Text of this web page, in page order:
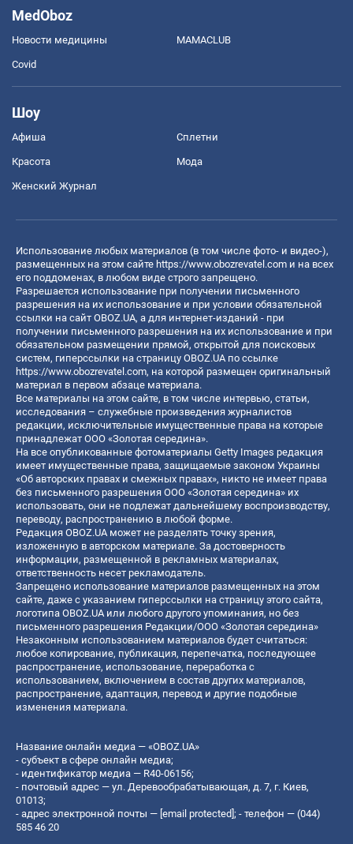
MedOboz
Новости медицины MAMACLUB
Covid
Шоу
Афиша Сплетни
Красота Мода
Женский Журнал
Использование любых материалов (в том числе фото- и видео-),
размещенных на этом сайте https://www.obozrevatel.com и на всех
его поддоменах, в любом виде строго запрещено.
Разрешается использование при получении письменного
разрешения на их использование и при условии обязательной
ссылки на сайт OBOZ.UA, а для интернет-изданий - при
получении письменного разрешения на их использование и при
обязательном размещении прямой, открытой для поисковых
систем, гиперссылки на страницу OBOZ.UA по ссылке
https://www.obozrevatel.com, на которой размещен оригинальный
материал в первом абзаце материала.
Все материалы на этом сайте, в том числе интервью, статьи,
исследования – служебные произведения журналистов
редакции, исключительные имущественные права на которые
принадлежат ООО «Золотая середина».
На все опубликованные фотоматериалы Getty Images редакция
имеет имущественные права, защищаемые законом Украины
«Об авторских правах и смежных правах», никто не имеет права
без письменного разрешения ООО «Золотая середина» их
использовать, они не подлежат дальнейшему воспроизводству,
переводу, распространению в любой форме.
Редакция OBOZ.UA может не разделять точку зрения,
изложенную в авторском материале. За достоверность
информации, размещенной в рекламных материалах,
ответственность несет рекламодатель.
Запрещено использование материалов размещенных на этом
сайте, даже с указанием гиперссылки на страницу этого сайта,
логотипа OBOZ.UA или любого другого упоминания, но без
письменного разрешения Редакции/ООО «Золотая середина»
Незаконным использованием материалов будет считаться:
любое копирование, публикация, перепечатка, последующее
распространение, использование, переработка с
использованием, включением в состав других материалов,
распространение, адаптация, перевод и другие подобные
изменения материала.
Название онлайн медиа — «OBOZ.UA»
- субъект в сфере онлайн медиа;
- идентификатор медиа — R40-06156;
- почтовый адрес — ул. Деревообрабатывающая, д. 7, г. Киев,
01013;
- адрес электронной почты — [email protected] ; - телефон — (044)
585 46 20